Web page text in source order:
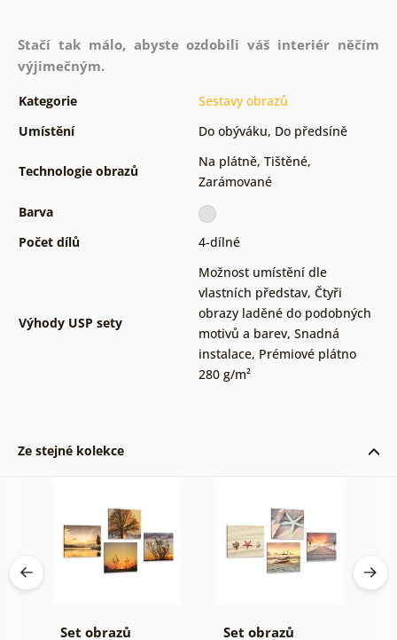
Stačí tak málo, abyste ozdobili váš interiér něčím
výjimečným.
Kategorie
Sestavy obrazů
Umístění
Do obýváku, Do předsíně
Technologie obrazů
Na plátně, Tištěné,
Zarámované
Barva
Počet dílů
4-dílné
Výhody USP sety
Možnost umístění dle
vlastních představ, Čtyři
obrazy laděné do podobných
motivů a barev, Snadná
instalace, Prémiové plátno
280 g/m²
Ze stejné kolekce
Set obrazů
Set obrazů